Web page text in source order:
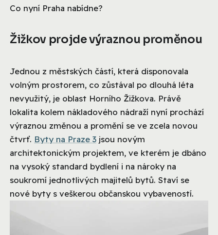
Co nyní Praha nabídne?
Žižkov projde výraznou proměnou
Jednou z městských částí, která disponovala
volným prostorem, co zůstával po dlouhá léta
nevyužitý, je oblast Horního Žižkova. Právě
lokalita kolem nákladového nádraží nyní prochází
výraznou změnou a promění se ve zcela novou
čtvrť. Byty na Praze 3 jsou novým
architektonickým projektem, ve kterém je dbáno
na vysoký standard bydlení i na nároky na
soukromí jednotlivých majitelů bytů. Staví se
nové byty s veškerou občanskou vybaveností.